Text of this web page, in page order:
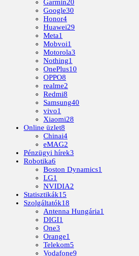
Garmin20
Google30
Honor4
Huawei29
Meta1
Mobvoi1
Motorola3
Nothing1
OnePlus10
OPPO8
realme2
Redmi8
Samsung40
vivo1
Xiaomi28
Online üzlet8
Chinai4
eMAG2
Pénzügyi hírek3
Robotika6
Boston Dynamics1
LG1
NVIDIA2
Statisztikák15
Szolgáltatók18
Antenna Hungária1
DIGI1
One3
Orange1
Telekom5
Vodafone9